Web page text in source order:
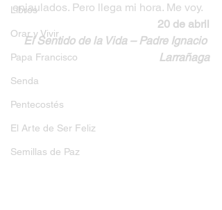
Libros
Orar y Vivir
Papa Francisco
Senda
Pentecostés
El Arte de Ser Feliz
Semillas de Paz
enjaulados. Pero llega mi hora. Me voy.
20 de abril
El Sentido de la Vida – Padre Ignacio
Larrañaga